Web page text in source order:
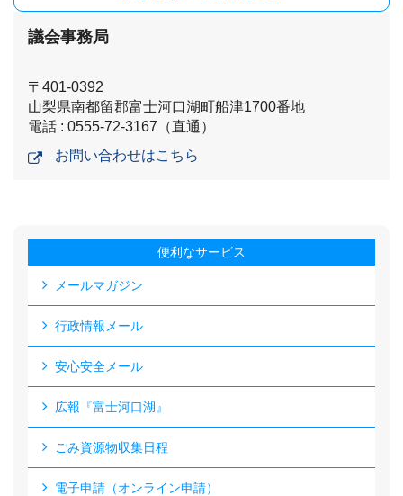
議会事務局
〒401-0392
山梨県南都留郡富士河口湖町船津1700番地
電話 : 0555-72-3167（直通）
お問い合わせはこちら
便利なサービス
メールマガジン
行政情報メール
安心安全メール
広報『富士河口湖』
ごみ資源物収集日程
電子申請（オンライン申請）